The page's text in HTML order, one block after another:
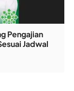
Pengajian
Jadwal